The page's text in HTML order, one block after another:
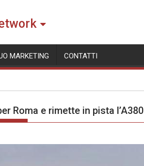
MARKETING CONTATTI
Roma e rimette in pista l’A380